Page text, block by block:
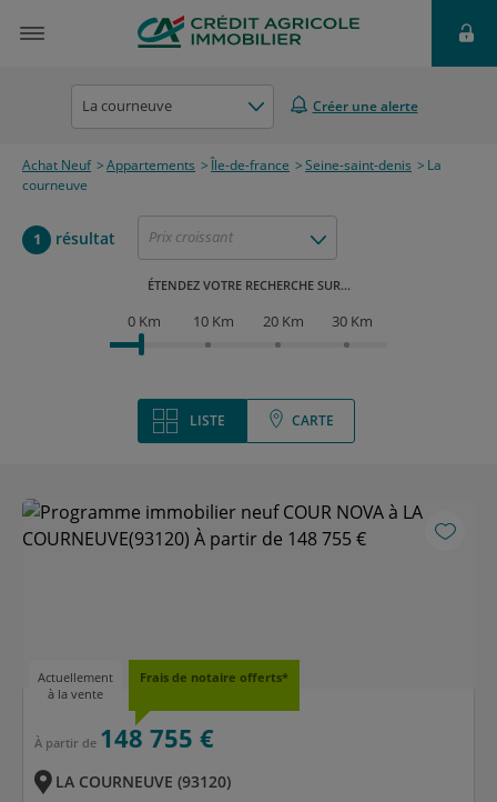
La courneuve Créer une alerte
Achat Neuf Appartements Île-de-france Seine-saint-denis
La
courneuve
1 résultat Prix croissant
ÉTENDEZ VOTRE RECHERCHE SUR...
0 Km 10 Km 20 Km 30 Km
LISTE CARTE
Actuellement
à la vente
Frais de notaire offerts*
À partir de 148 755 €
LA COURNEUVE (93120)